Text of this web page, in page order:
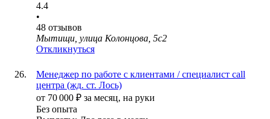
4.4
•
48 отзывов
Мытищи, улица Колонцова, 5с2
Откликнуться
Менеджер по работе с клиентами / специалист call
центра (жд. ст. Лось)
от 70 000 ₽ за месяц, на руки
Без опыта